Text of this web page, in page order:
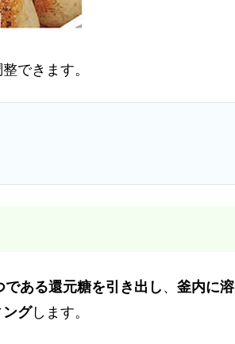
できます。
ある還元糖を引き出し、 釜内に溶
ングします。